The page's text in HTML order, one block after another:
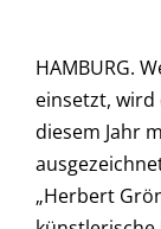
HAMBURG.
einsetzt,
diesem Jahr
„Herbert